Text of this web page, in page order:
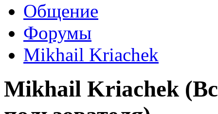
Общение
Форумы
Mikhail Kriachek
Mikhail Kriachek